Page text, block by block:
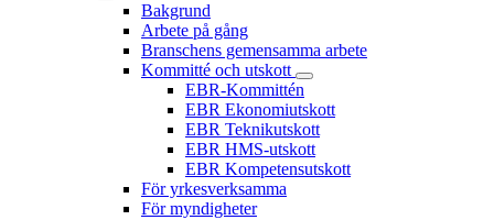
Bakgrund
Arbete på gång
Branschens gemensamma arbete
Kommitté och utskott
EBR-Kommittén
EBR Ekonomiutskott
EBR Teknikutskott
EBR HMS-utskott
EBR Kompetensutskott
För yrkesverksamma
För myndigheter